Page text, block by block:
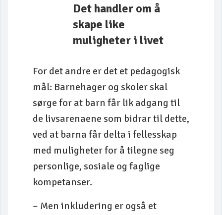
Det handler om å
skape like
muligheter i livet
For det andre er det et pedagogisk
mål: Barnehager og skoler skal
sørge for at barn får lik adgang til
de livsarenaene som bidrar til dette,
ved at barna får delta i fellesskap
med muligheter for å tilegne seg
personlige, sosiale og faglige
kompetanser.
– Men inkludering er også et